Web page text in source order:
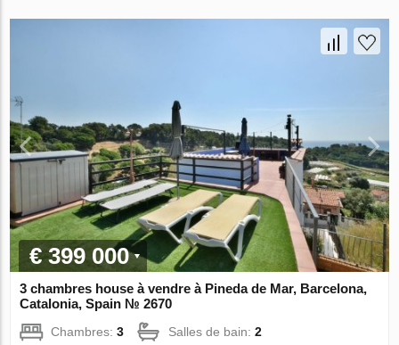
€ 399 000
3 chambres house à vendre à Pineda de Mar, Barcelona,
Catalonia, Spain № 2670
Chambres:3 Salles de bain:2